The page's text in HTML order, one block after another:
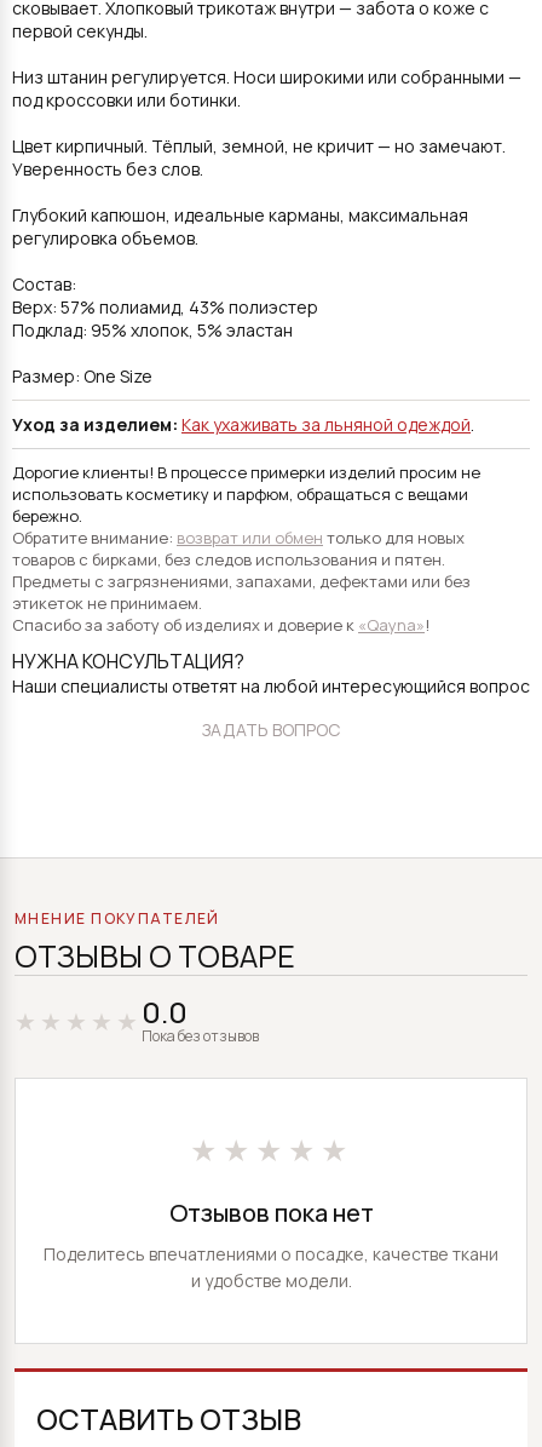
сковывает. Хлопковый трикотаж внутри — забота о коже с
первой секунды.
Низ штанин регулируется. Носи широкими или собранными —
под кроссовки или ботинки.
Цвет кирпичный. Тёплый, земной, не кричит — но замечают.
Уверенность без слов.
Глубокий капюшон, идеальные карманы, максимальная
регулировка объемов.
Состав:
Верх: 57% полиамид, 43% полиэстер
Подклад: 95% хлопок, 5% эластан
Размер: One Size
Уход за изделием: Как ухаживать за льняной одеждой.
Дорогие клиенты! В процессе примерки изделий просим не
использовать косметику и парфюм, обращаться с вещами
бережно.
Обратите внимание: возврат или обмен только для новых
товаров с бирками, без следов использования и пятен.
Предметы с загрязнениями, запахами, дефектами или без
этикеток не принимаем.
Спасибо за заботу об изделиях и доверие к «Qayna»!
НУЖНА КОНСУЛЬТАЦИЯ?
Наши специалисты ответят на любой интересующийся вопрос
ЗАДАТЬ ВОПРОС
МНЕНИЕ ПОКУПАТЕЛЕЙ
ОТЗЫВЫ О ТОВАРЕ
0.0
Пока без отзывов
★★★★★
Отзывов пока нет
Поделитесь впечатлениями о посадке, качестве ткани
и удобстве модели.
ОСТАВИТЬ ОТЗЫВ